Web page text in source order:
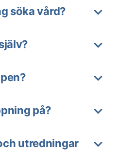
söka vård?
på?
utredningar